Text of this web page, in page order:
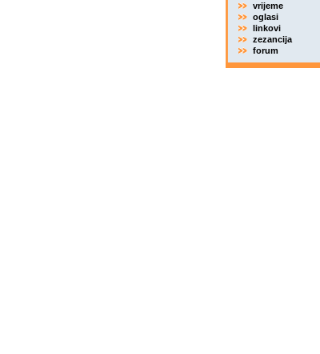
vrijeme
oglasi
linkovi
zezancija
forum